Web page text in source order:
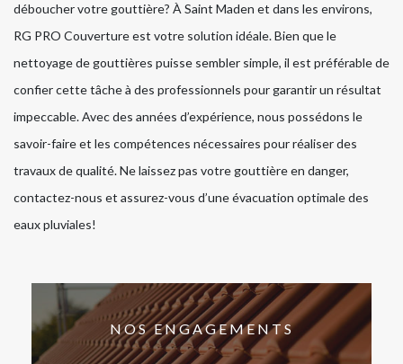
déboucher votre gouttière? À Saint Maden et dans les environs,
RG PRO Couverture est votre solution idéale. Bien que le
nettoyage de gouttières puisse sembler simple, il est préférable de
confier cette tâche à des professionnels pour garantir un résultat
impeccable. Avec des années d’expérience, nous possédons le
savoir-faire et les compétences nécessaires pour réaliser des
travaux de qualité. Ne laissez pas votre gouttière en danger,
contactez-nous et assurez-vous d’une évacuation optimale des
eaux pluviales!
NOS ENGAGEMENTS